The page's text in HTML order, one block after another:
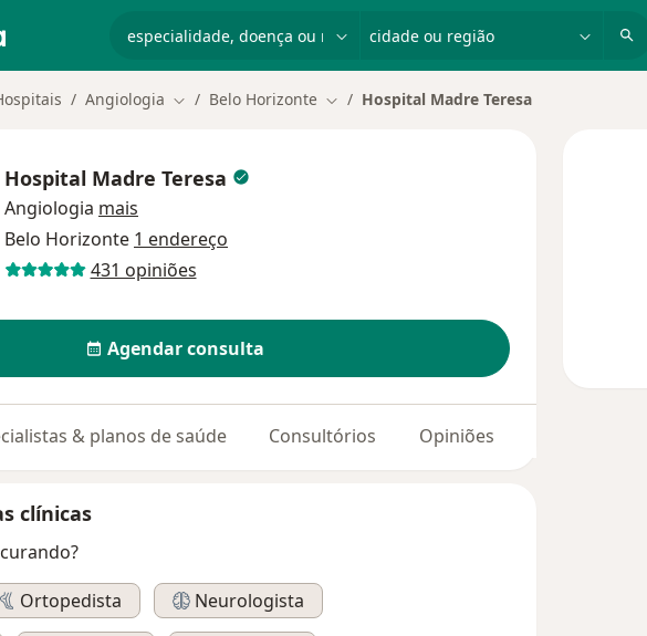
Angiologia Mudar de cidade
Belo Horizonte Mudar de cidade
Hospital Madre Teresa
Hospital Madre Teresa
Angiologia mais
Belo Horizonte 1 endereço
431 opiniões
Agendar consulta
& planos de saúde Consultórios Opiniões
clínicas
Ortopedista
Neurologista